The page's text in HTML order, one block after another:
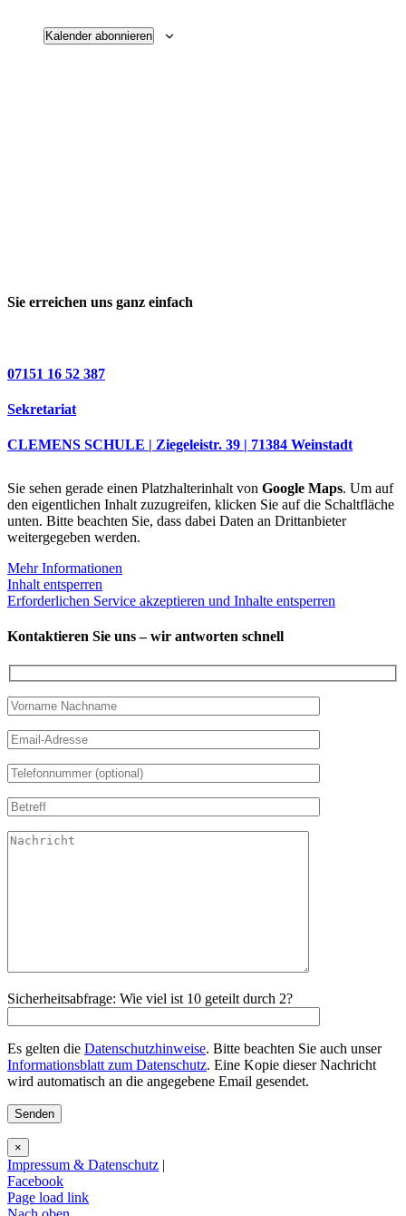
Kalender abonnieren
Sie erreichen uns ganz einfach
07151 16 52 387
Sekretariat
CLEMENS SCHULE | Ziegeleistr. 39 | 71384 Weinstadt
Sie sehen gerade einen Platzhalterinhalt von Google Maps. Um auf
den eigentlichen Inhalt zuzugreifen, klicken Sie auf die Schaltfläche
unten. Bitte beachten Sie, dass dabei Daten an Drittanbieter
weitergegeben werden.
Mehr Informationen
Inhalt entsperren
Erforderlichen Service akzeptieren und Inhalte entsperren
Kontaktieren Sie uns – wir antworten schnell
Sicherheitsabfrage: Wie viel ist 10 geteilt durch 2?
Es gelten die Datenschutzhinweise. Bitte beachten Sie auch unser
Informationsblatt zum Datenschutz. Eine Kopie dieser Nachricht
wird automatisch an die angegebene Email gesendet.
×
Impressum & Datenschutz |
Facebook
Page load link